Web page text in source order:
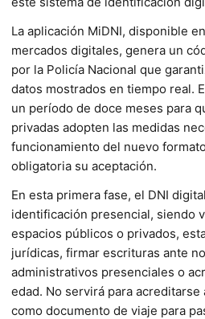
La aplicación MiDNI, disponible
mercados digitales, genera un
por la Policía Nacional que
datos mostrados en tiempo real.
un período de doce meses para
privadas adopten las medidas
funcionamiento del nuevo
obligatoria su aceptación.
En esta primera fase, el DNI
identificación presencial, siendo
espacios públicos o privados,
jurídicas, firmar escrituras ante
administrativos presenciales o
edad. No servirá para acreditarse
como documento de viaje para